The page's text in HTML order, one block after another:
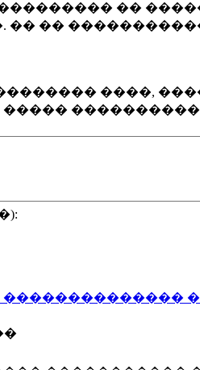
��
��
����,
��������������